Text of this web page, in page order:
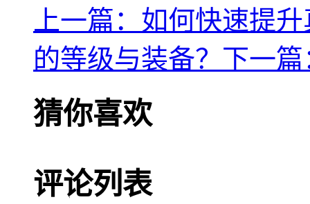
上一篇：如何快速提
的等级与装备？ 下一
猜你喜欢
评论列表